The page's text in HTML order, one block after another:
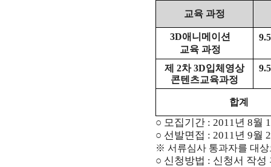
교육 과정
3D애니메이션
교육 과정
제 2차 3D입체영상
콘텐츠교육과정
합계
○ 모집기간 : 2011년 8월
○ 선발면접 : 2011년 9월
※ 서류심사 통과자를 대
○ 신청방법 : 신청서 작성